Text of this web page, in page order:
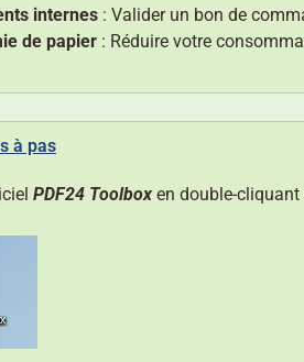
internes : Valider un bon de
de papier : Réduire votre
à pas
PDF24 Toolbox en double-